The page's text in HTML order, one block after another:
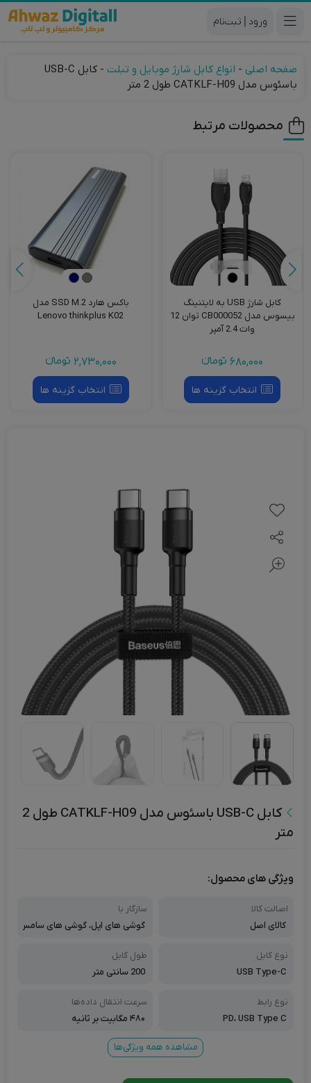
|
صفحه اصلی - انواع کابل شارژ موبایل و تبلت -
کابل USB-C
باسئوس مدل CATKLF-H09 طول 2 متر
محصولات مرتبط
کابل شارژ USB به لایتنینگ
بیسوس مدل CB000052 توان 12
وات 2.4 آمپر
680,000 تومانءء
انتخاب گزینه ها
باکس هارد SSD M.2 مدل
Lenovo thinkplus K02
2,730,000 تومانءء
انتخاب گزینه ها
کابل USB-C باسئوس مدل CATKLF-H09 طول 2
متر
ویژگی های محصول:
اصالت کالا
کالای اصل
سازگار با
گوشی های اپل، گوشی های سامس
نوع کابل
USB Type-C
طول کابل
200 سانتی متر
نوع رابط
PD، USB Type C
سرعت انتقال داده‌ها
۴۸۰ مگابیت بر ثانیه
مشاهده همه ویژگی‌ها